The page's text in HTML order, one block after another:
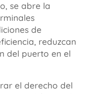
se abre la
de
reduzcan
del puerto en el
el derecho del